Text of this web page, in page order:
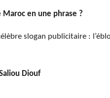
en une phrase ?
slogan publicitaire :
Diouf